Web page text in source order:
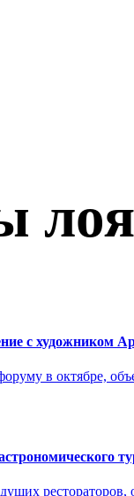
с художником
в октябре,